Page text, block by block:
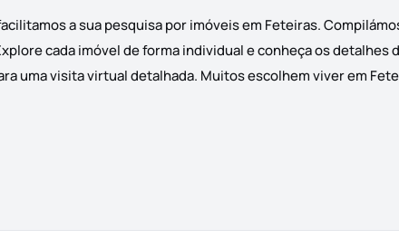
a sua pesquisa por imóveis em Feteiras.
cada imóvel de forma individual e conheça os detalhes
uma visita virtual detalhada. Muitos escolhem viver em